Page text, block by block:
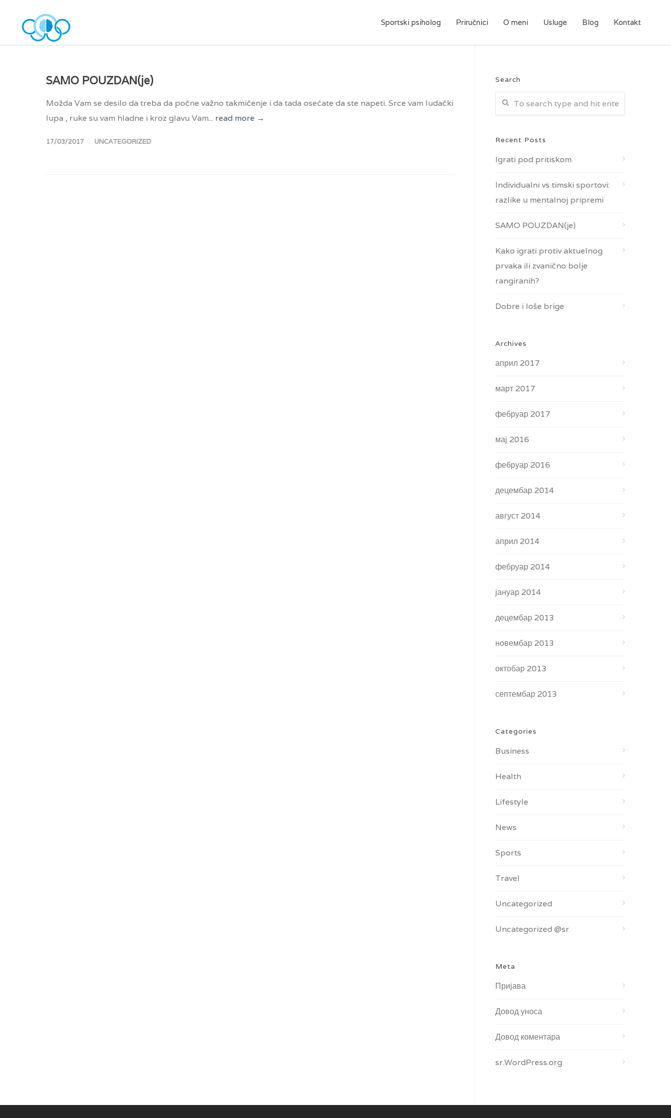
Sportski psiholog Priručnici O meni Usluge Blog Kontakt
SAMO POUZDAN(je)
Možda Vam se desilo da treba da počne važno takmičenje i da tada osećate da ste napeti. Srce vam ludački
lupa , ruke su vam hladne i kroz glavu Vam... read more →
17/03/2017 UNCATEGORIZED
Search
Recent Posts
Igrati pod pritiskom
Individualni vs timski sportovi:
razlike u mentalnoj pripremi
SAMO POUZDAN(je)
Kako igrati protiv aktuelnog
prvaka ili zvanično bolje
rangiranih?
Dobre i loše brige
Archives
април 2017
март 2017
фебруар 2017
мај 2016
фебруар 2016
децембар 2014
август 2014
април 2014
фебруар 2014
јануар 2014
децембар 2013
новембар 2013
октобар 2013
септембар 2013
Categories
Business
Health
Lifestyle
News
Sports
Travel
Uncategorized
Uncategorized @sr
Meta
Пријава
Довод уноса
Довод коментара
sr.WordPress.org